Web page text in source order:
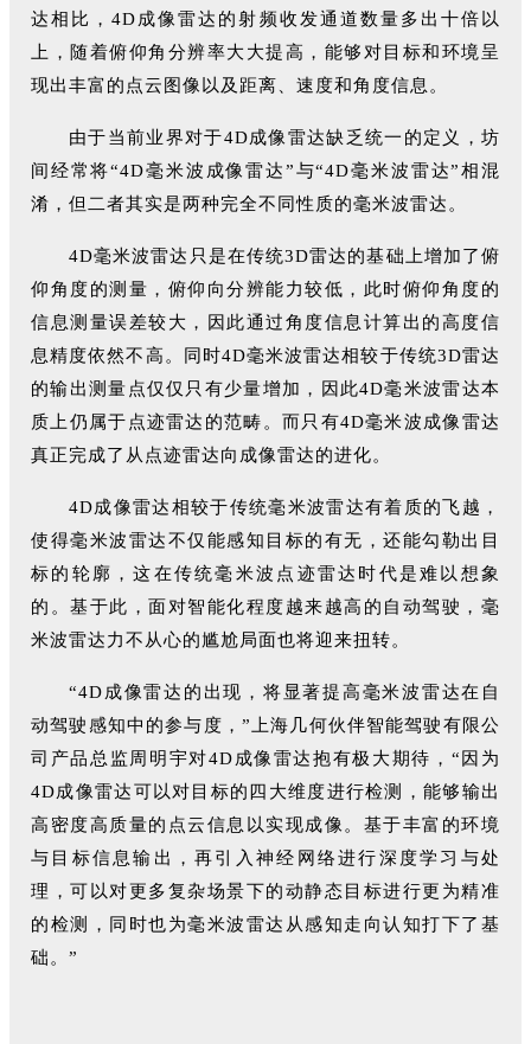
达相比，4D成像雷达的射频收发通道数量多出十倍以
上，随着俯仰角分辨率大大提高，能够对目标和环境呈
现出丰富的点云图像以及距离、速度和角度信息。
由于当前业界对于4D成像雷达缺乏统一的定义，坊
间经常将“4D毫米波成像雷达”与“4D毫米波雷达”相混
淆，但二者其实是两种完全不同性质的毫米波雷达。
4D毫米波雷达只是在传统3D雷达的基础上增加了俯
仰角度的测量，俯仰向分辨能力较低，此时俯仰角度的
信息测量误差较大，因此通过角度信息计算出的高度信
息精度依然不高。同时4D毫米波雷达相较于传统3D雷达
的输出测量点仅仅只有少量增加，因此4D毫米波雷达本
质上仍属于点迹雷达的范畴。而只有4D毫米波成像雷达
真正完成了从点迹雷达向成像雷达的进化。
4D成像雷达相较于传统毫米波雷达有着质的飞越，
使得毫米波雷达不仅能感知目标的有无，还能勾勒出目
标的轮廓，这在传统毫米波点迹雷达时代是难以想象
的。基于此，面对智能化程度越来越高的自动驾驶，毫
米波雷达力不从心的尴尬局面也将迎来扭转。
“4D成像雷达的出现，将显著提高毫米波雷达在自
动驾驶感知中的参与度，”上海几何伙伴智能驾驶有限公
司产品总监周明宇对4D成像雷达抱有极大期待，“因为
4D成像雷达可以对目标的四大维度进行检测，能够输出
高密度高质量的点云信息以实现成像。基于丰富的环境
与目标信息输出，再引入神经网络进行深度学习与处
理，可以对更多复杂场景下的动静态目标进行更为精准
的检测，同时也为毫米波雷达从感知走向认知打下了基
础。”